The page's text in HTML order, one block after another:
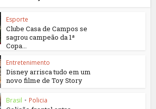
Esporte
Clube Casa de Campos se
sagrou campeão da 1ª
Copa...
Entretenimento
Disney arrisca tudo em um
novo filme de Toy Story
Brasil • Policia